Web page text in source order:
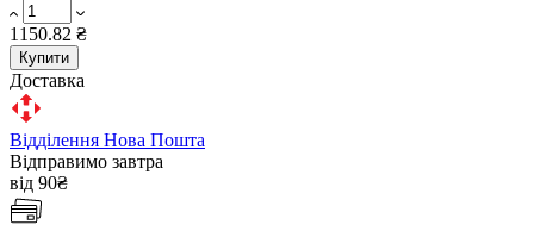
1150.82 ₴
Купити
Доставка
Відділення Нова Пошта
Відправимо завтра
від 90₴